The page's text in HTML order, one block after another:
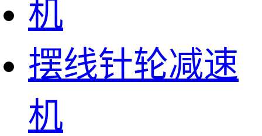
摆线针轮减速
机